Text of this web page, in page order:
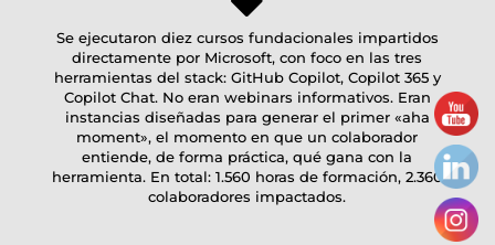
Se ejecutaron diez cursos fundacionales impartidos
directamente por Microsoft, con foco en las tres
herramientas del stack: GitHub Copilot, Copilot 365 y
Copilot Chat. No eran webinars informativos. Eran
instancias diseñadas para generar el primer «aha
moment», el momento en que un colaborador
entiende, de forma práctica, qué gana con la
herramienta. En total: 1.560 horas de formación, 2.360
colaboradores impactados.